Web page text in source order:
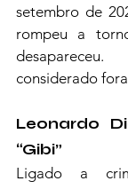
setembro de
rompeu a
considerado
Leonardo
“Gibi”
Ligado a